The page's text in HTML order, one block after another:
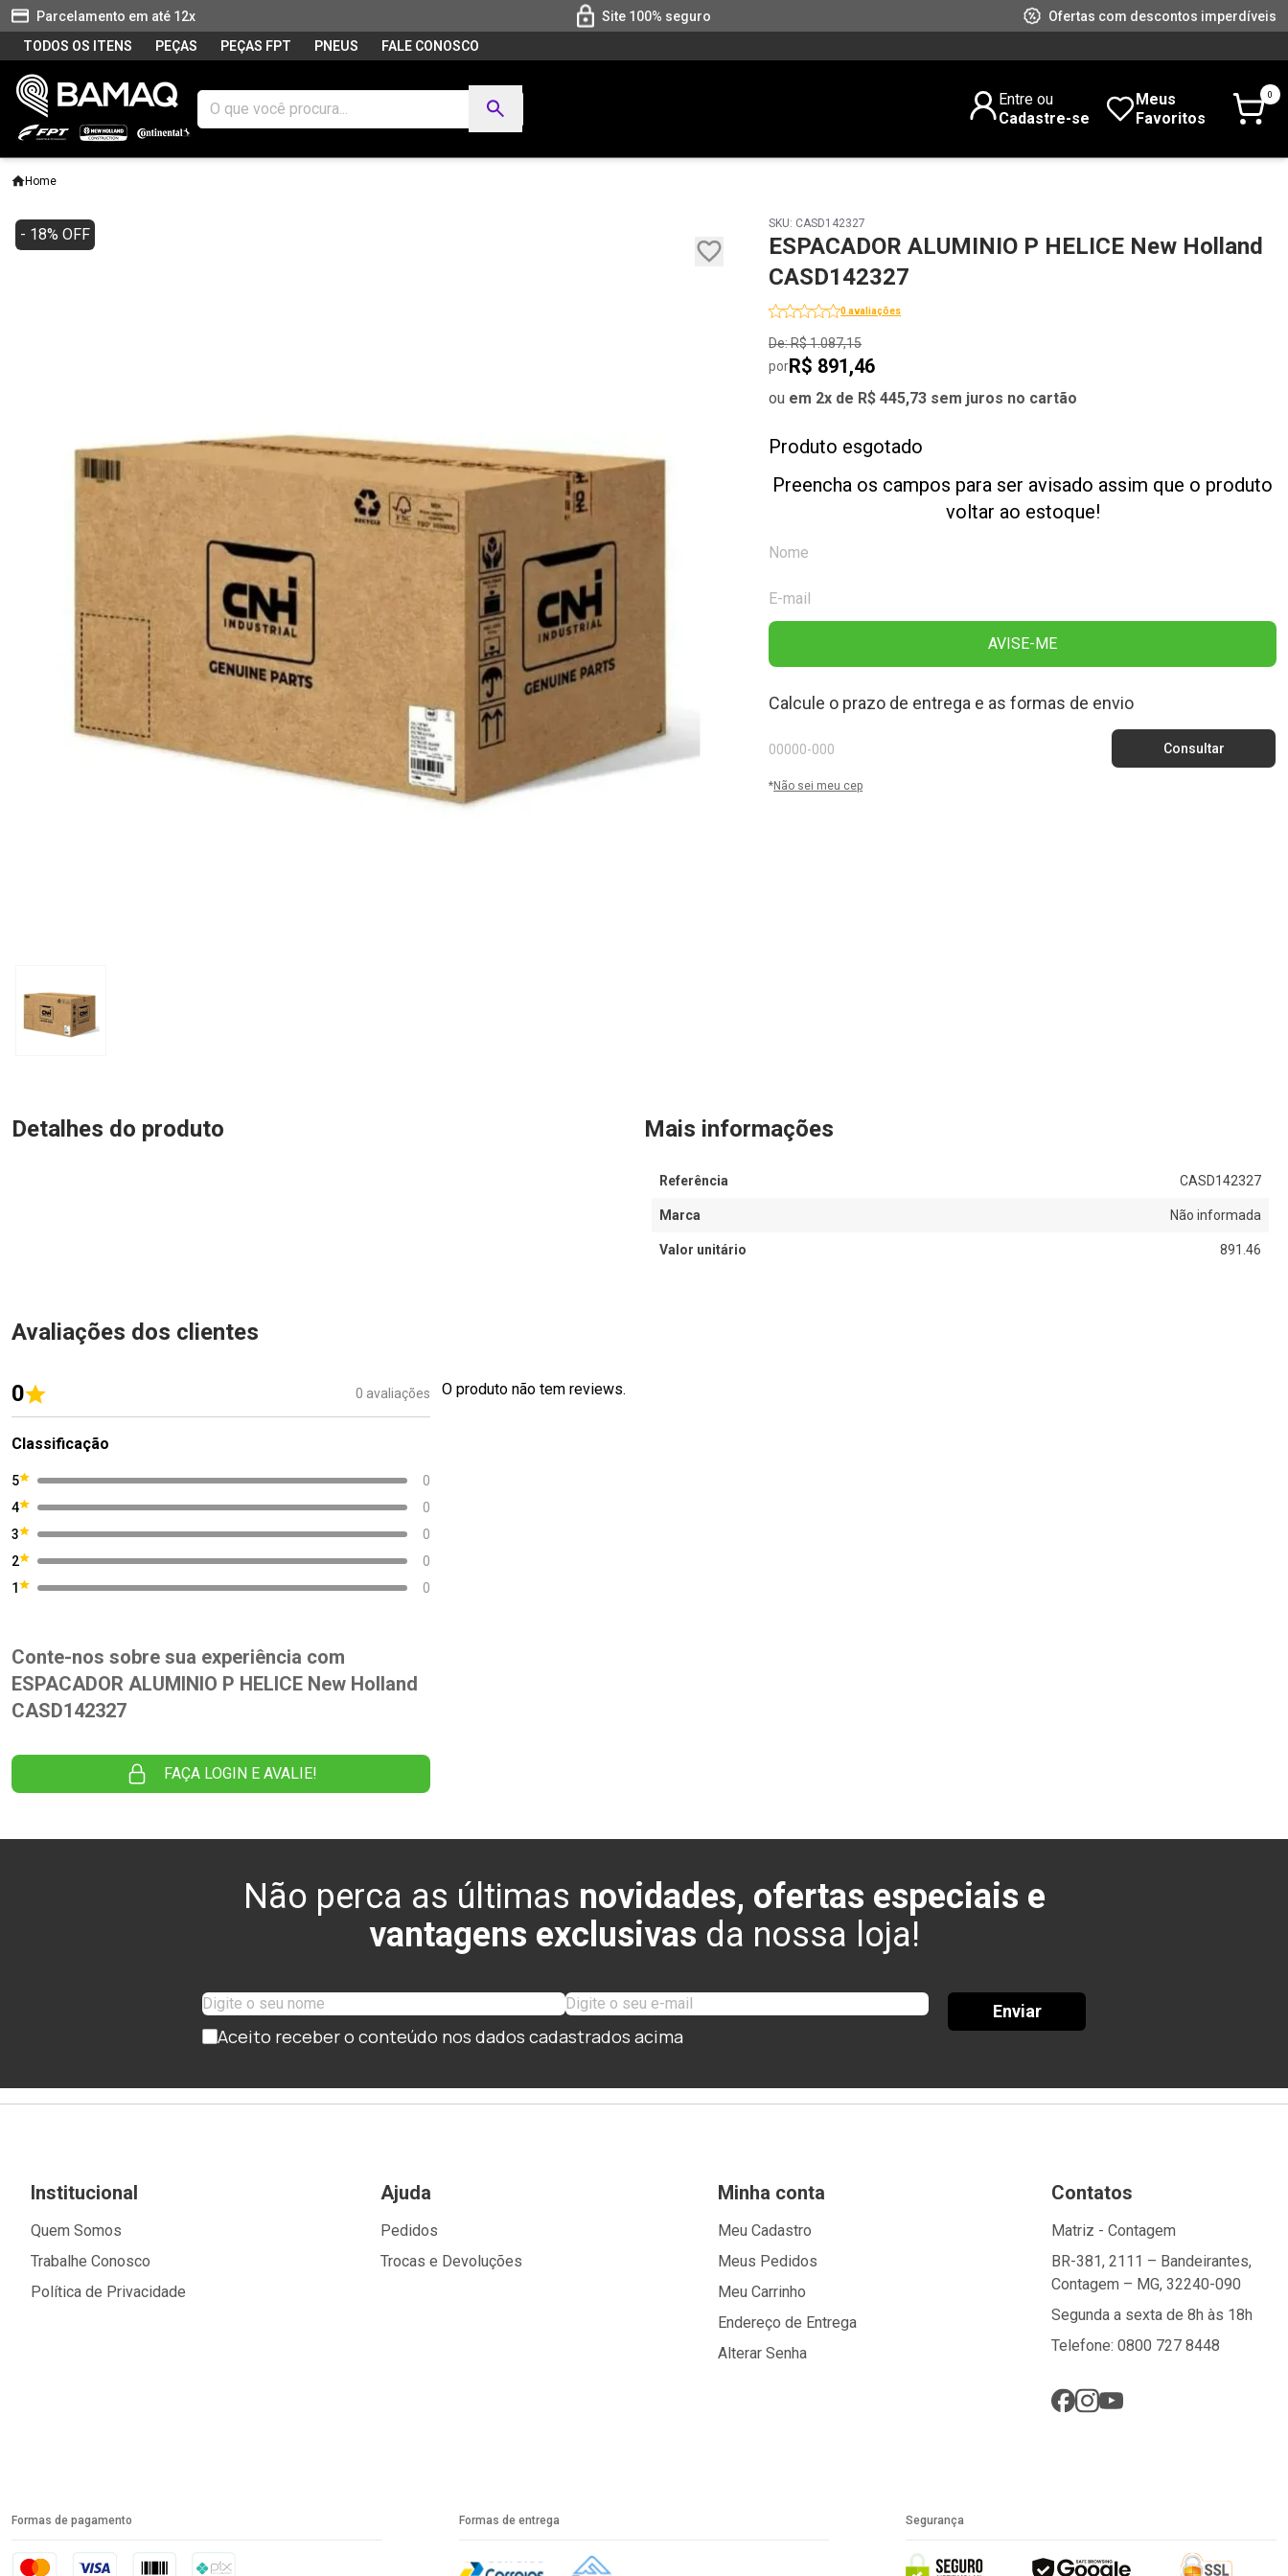
Parcelamento em até 12x Site 100% seguro
Ofertas com descontos imperdíveis
TODOS OS ITENS
PEÇAS PEÇAS FPT PNEUS FALE CONOSCO
Entre ou
Cadastre-se
Meus
Favoritos
0
Home
SKU: CASD142327
ESPACADOR ALUMINIO P HELICE New Holland
CASD142327
0 avaliações
De: R$ 1.087,15
porR$ 891,46
ou em 2x de R$ 445,73 sem juros no cartão
- 18% OFF
Produto esgotado
Preencha os campos para ser avisado assim que o produto
voltar ao estoque!
AVISE-ME
Calcule o prazo de entrega e as formas de envio
*Não sei meu cep
Detalhes do produto Mais informações
Referência CASD142327
Marca Não informada
Valor unitário 891.46
Avaliações dos clientes
0 0 avaliações
Classificação
5
0
4
0
3
0
2
0
1
0
Conte-nos sobre sua experiência com
ESPACADOR ALUMINIO P HELICE New Holland
CASD142327
FAÇA LOGIN E AVALIE!
O produto não tem reviews.
Não perca as últimas novidades, ofertas especiais e
vantagens exclusivas da nossa loja!
Aceito receber o conteúdo nos dados cadastrados acima
Enviar
Institucional
Quem Somos
Trabalhe Conosco
Política de Privacidade
Ajuda
Pedidos
Trocas e Devoluções
Minha conta
Meu Cadastro
Meus Pedidos
Meu Carrinho
Endereço de Entrega
Alterar Senha
Contatos
Matriz - Contagem
BR-381, 2111 – Bandeirantes,
Contagem – MG, 32240-090
Segunda a sexta de 8h às 18h
Telefone: 0800 727 8448
Formas de pagamento Formas de entrega Segurança